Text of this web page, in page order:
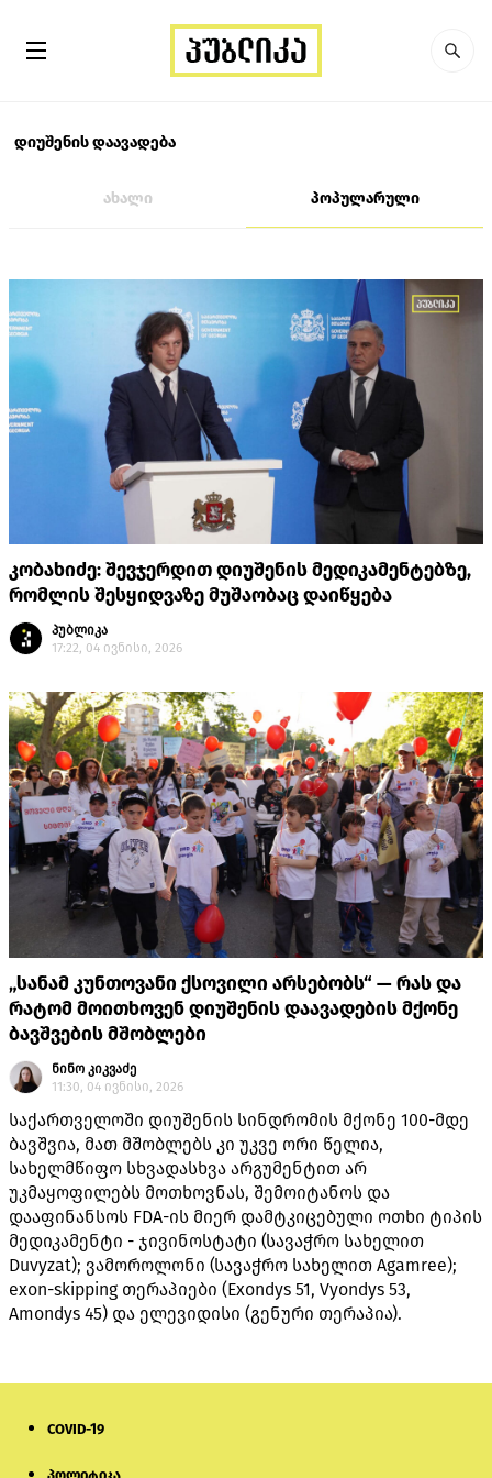
დიუშენის დაავადება
ახალი პოპულარული
კობახიძე: შევჯერდით დიუშენის მედიკამენტებზე,
რომლის შესყიდვაზე მუშაობაც დაიწყება
პუბლიკა
17:22, 04 ივნისი, 2026
„სანამ კუნთოვანი ქსოვილი არსებობს“ — რას და
რატომ მოითხოვენ დიუშენის დაავადების მქონე
ბავშვების მშობლები
ნინო კიკვაძე
11:30, 04 ივნისი, 2026
საქართველოში დიუშენის სინდრომის მქონე 100-მდე
ბავშვია, მათ მშობლებს კი უკვე ორი წელია,
სახელმწიფო სხვადასხვა არგუმენტით არ
უკმაყოფილებს მოთხოვნას, შემოიტანოს და
დააფინანსოს FDA-ის მიერ დამტკიცებული ოთხი ტიპის
მედიკამენტი - ჯივინოსტატი (სავაჭრო სახელით
Duvyzat); ვამოროლონი (სავაჭრო სახელით Agamree);
exon-skipping თერაპიები (Exondys 51, Vyondys 53,
Amondys 45) და ელევიდისი (გენური თერაპია).
COVID-19